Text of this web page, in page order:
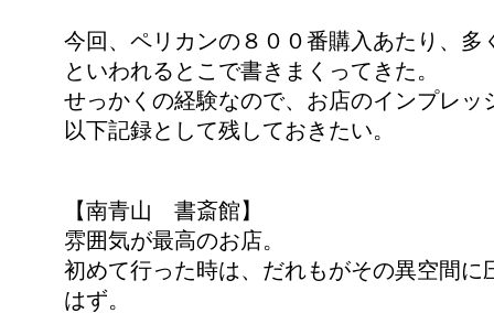
今回、ペリカンの８００番購入あたり、多
といわれるとこで書きまくってきた。
せっかくの経験なので、お店のインプレッ
以下記録として残しておきたい。
【南青山 書斎館】
雰囲気が最高のお店。
初めて行った時は、だれもがその異空間に
はず。